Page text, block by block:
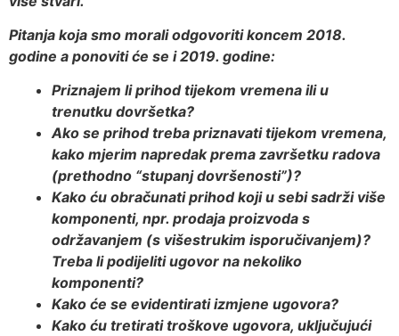
Pitanja koja smo morali odgovoriti koncem 2018.
godine a ponoviti će se i 2019. godine:
Priznajem li prihod tijekom vremena ili u
trenutku dovršetka?
Ako se prihod treba priznavati tijekom vremena,
kako mjerim napredak prema završetku radova
(prethodno “stupanj dovršenosti”)?
Kako ću obračunati prihod koji u sebi sadrži više
komponenti, npr. prodaja proizvoda s
održavanjem (s višestrukim isporučivanjem)?
Treba li podijeliti ugovor na nekoliko
komponenti?
Kako će se evidentirati izmjene ugovora?
Kako ću tretirati troškove ugovora, uključujući